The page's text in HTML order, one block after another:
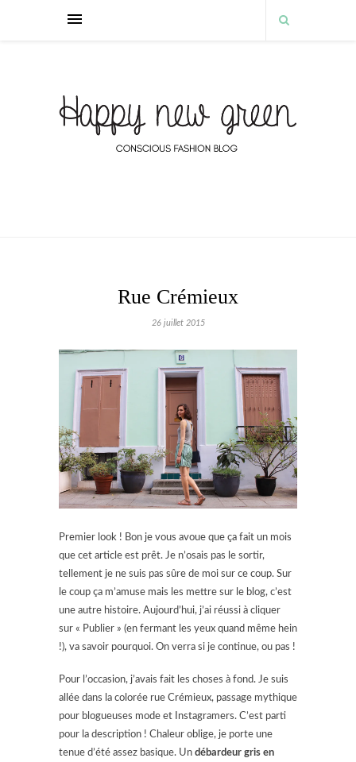
Rue Crémieux
26 juillet 2015
Premier look ! Bon je vous avoue que ça fait un mois
que cet article est prêt. Je n’osais pas le sortir,
tellement je ne suis pas sûre de moi sur ce coup. Sur
le coup ça m’amuse mais les mettre sur le blog, c’est
une autre histoire. Aujourd’hui, j’ai réussi à cliquer
sur « Publier » (en fermant les yeux quand même hein
!), va savoir pourquoi. On verra si je continue, ou pas !
Pour l’occasion, j’avais fait les choses à fond. Je suis
allée dans la colorée rue Crémieux, passage mythique
pour blogueuses mode et Instagramers. C’est parti
pour la description ! Chaleur oblige, je porte une
tenue d’été assez basique. Un débardeur gris en